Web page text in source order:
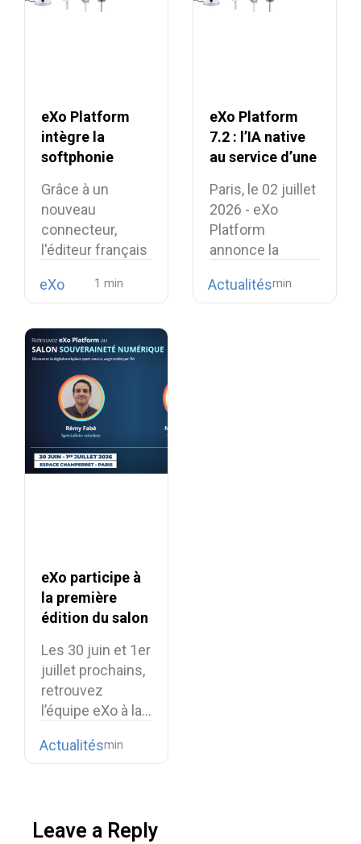
eXo Platform
intègre la
softphonie
renforce son
alternative
européenne aux
suites
collaboratives
Grâce à un
nouveau
connecteur,
l'éditeur français
téléphonie open
eXo
eXo Platform
7.2 : l’IA native
au service d’une
travail unifiée et
intelligente
Paris, le 02 juillet
2026 - eXo
Platform
annonce la
Actualités
eXo participe à
la première
édition du salon
Numérique
Les 30 juin et 1er
juillet prochains,
retrouvez
l’équipe eXo à la…
Actualités
Leave a Reply